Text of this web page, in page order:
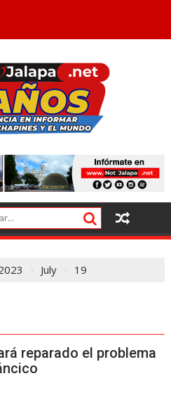
July 19
reparado el problema